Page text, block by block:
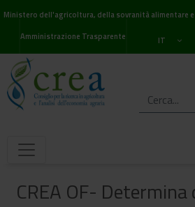
Ministero dell'agricoltura, della sovranità alimentare
Amministrazione Trasparente
IT